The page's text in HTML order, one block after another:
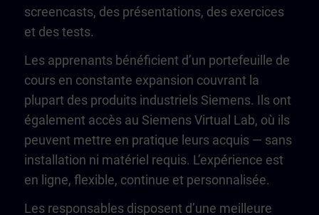
screencasts, des présentations, des exercices
et des tests.
Les apprenants bénéficient d’un portefeuille de
cours en constante expansion couvrant la
plupart des produits industriels Siemens. Ils ont
également accès au Siemens Virtual Lab, où ils
peuvent mettre en pratique leurs acquis — sans
installation ni matériel requis. L’expérience est
en ligne, flexible, continue et personnalisée.
Les responsables disposent d’une meilleure